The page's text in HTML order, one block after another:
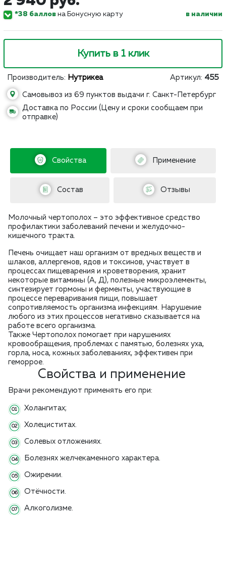
*38 баллов на Бонусную карту в наличии
Купить в 1 клик
Производитель: Нутрикеа Артикул: 455
Самовывоз из 69 пунктов выдачи г. Санкт-Петербург
Доставка по России (Цену и сроки сообщаем при
отправке)
Свойства Применение
Состав Отзывы
Молочный чертополох – это эффективное средство
профилактики заболеваний печени и желудочно-
кишечного тракта.
Печень очищает наш организм от вредных веществ и
шлаков, аллергенов, ядов и токсинов, участвует в
процессах пищеварения и кроветворения, хранит
некоторые витамины (А, Д), полезные микроэлементы,
синтезирует гормоны и ферменты, участвующие в
процессе переваривания пищи, повышает
сопротивляемость организма инфекциям. Нарушение
любого из этих процессов негативно сказывается на
работе всего организма.
Также Чертополох помогает при нарушениях
кровообращения, проблемах с памятью, болезнях уха,
горла, носа, кожных заболеваниях, эффективен при
геморрое.
Свойства и применение
Врачи рекомендуют применять его при:
Холангитах;
Холециститах.
Солевых отложениях.
Болезнях желчекаменного характера.
Ожирении.
Отёчности.
Алкоголизме.